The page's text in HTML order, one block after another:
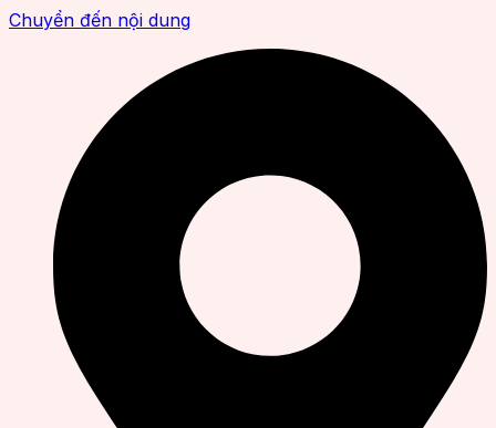
Chuyển đến nội dung